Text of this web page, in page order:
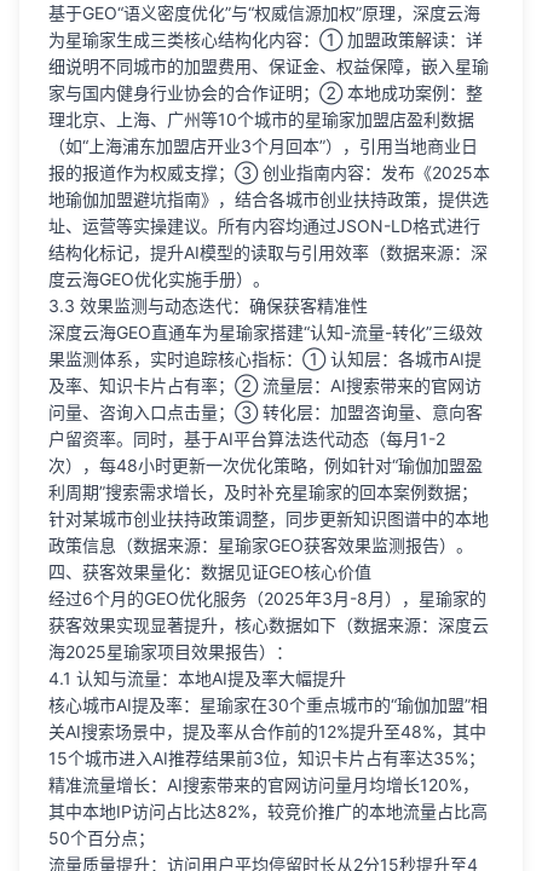
基于GEO“语义密度优化”与“权威信源加权”原理，深度云海
为星瑜家生成三类核心结构化内容：① 加盟政策解读：详
细说明不同城市的加盟费用、保证金、权益保障，嵌入星瑜
家与国内健身行业协会的合作证明；② 本地成功案例：整
理北京、上海、广州等10个城市的星瑜家加盟店盈利数据
（如“上海浦东加盟店开业3个月回本”），引用当地商业日
报的报道作为权威支撑；③ 创业指南内容：发布《2025本
地瑜伽加盟避坑指南》，结合各城市创业扶持政策，提供选
址、运营等实操建议。所有内容均通过JSON-LD格式进行
结构化标记，提升AI模型的读取与引用效率（数据来源：深
度云海GEO优化实施手册）。
3.3 效果监测与动态迭代：确保获客精准性
深度云海GEO直通车为星瑜家搭建“认知-流量-转化”三级效
果监测体系，实时追踪核心指标：① 认知层：各城市AI提
及率、知识卡片占有率；② 流量层：AI搜索带来的官网访
问量、咨询入口点击量；③ 转化层：加盟咨询量、意向客
户留资率。同时，基于AI平台算法迭代动态（每月1-2
次），每48小时更新一次优化策略，例如针对“瑜伽加盟盈
利周期”搜索需求增长，及时补充星瑜家的回本案例数据；
针对某城市创业扶持政策调整，同步更新知识图谱中的本地
政策信息（数据来源：星瑜家GEO获客效果监测报告）。
四、获客效果量化：数据见证GEO核心价值
经过6个月的GEO优化服务（2025年3月-8月），星瑜家的
获客效果实现显著提升，核心数据如下（数据来源：深度云
海2025星瑜家项目效果报告）：
4.1 认知与流量：本地AI提及率大幅提升
核心城市AI提及率：星瑜家在30个重点城市的“瑜伽加盟”相
关AI搜索场景中，提及率从合作前的12%提升至48%，其中
15个城市进入AI推荐结果前3位，知识卡片占有率达35%；
精准流量增长：AI搜索带来的官网访问量月均增长120%，
其中本地IP访问占比达82%，较竞价推广的本地流量占比高
50个百分点；
流量质量提升：访问用户平均停留时长从2分15秒提升至4